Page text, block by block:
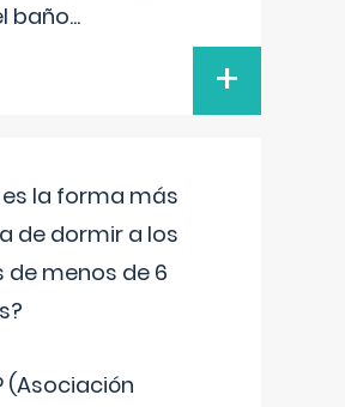
baño...
+
es la forma más
de dormir a los
de menos de 6
(Asociación